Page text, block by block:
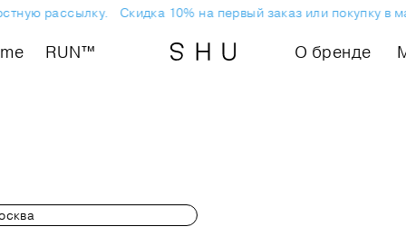
рассылку. Скидка 10% на первый заказ или покупку в
RUN™ О бренде